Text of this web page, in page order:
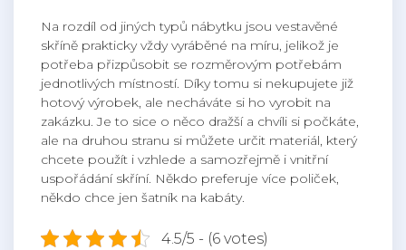
Na rozdíl od jiných typů nábytku jsou vestavěné
skříně prakticky vždy vyráběné na míru, jelikož je
potřeba přizpůsobit se rozměrovým potřebám
jednotlivých místností. Díky tomu si nekupujete již
hotový výrobek, ale necháváte si ho vyrobit na
zakázku. Je to sice o něco dražší a chvíli si počkáte,
ale na druhou stranu si můžete určit materiál, který
chcete použít i vzhlede a samozřejmě i vnitřní
uspořádání skříní. Někdo preferuje více poliček,
někdo chce jen šatník na kabáty.
4.5/5 - (6 votes)